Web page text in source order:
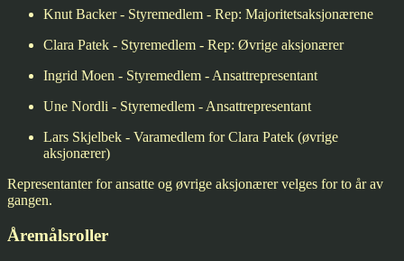
Knut Backer - Styremedlem - Rep: Majoritetsaksjonærene
Clara Patek - Styremedlem - Rep: Øvrige aksjonærer
Ingrid Moen - Styremedlem - Ansattrepresentant
Une Nordli - Styremedlem - Ansattrepresentant
Lars Skjelbek - Varamedlem for Clara Patek (øvrige
aksjonærer)
Representanter for ansatte og øvrige aksjonærer velges for to år av
gangen.
Åremålsroller